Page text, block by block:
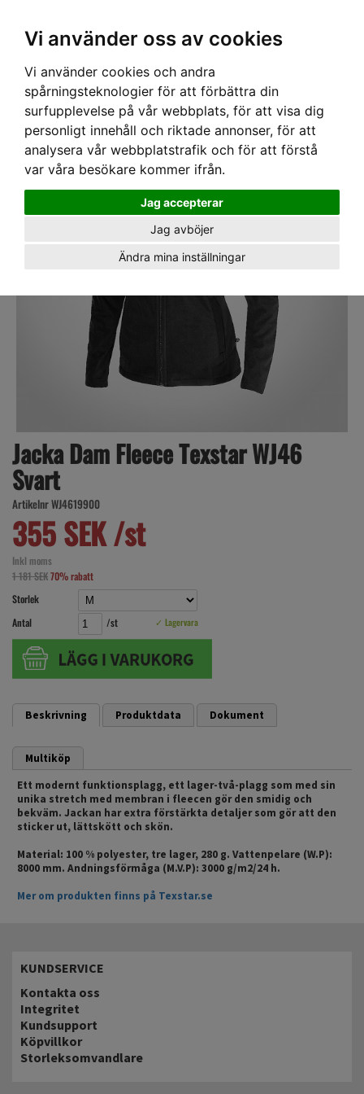
Vi använder oss av cookies
Vi använder cookies och andra
spårningsteknologier för att förbättra din
surfupplevelse på vår webbplats, för att visa dig
personligt innehåll och riktade annonser, för att
analysera vår webbplatstrafik och för att förstå
var våra besökare kommer ifrån.
Jag accepterar
Jag avböjer
Ändra mina inställningar
Hem ›ARBETSKLÄDER› Jacka Dam Fleece Texstar WJ46 Svart
Jacka Dam Fleece Texstar WJ46
Svart
Artikelnr WJ4619900
355 SEK /st
Inkl moms
1 181 SEK70% rabatt
Storlek
Antal
/st ✓ Lagervara
Beskrivning Produktdata Dokument
Multiköp
Ett modernt funktionsplagg, ett lager-två-plagg som med sin
unika stretch med membran i fleecen gör den smidig och
bekväm. Jackan har extra förstärkta detaljer som gör att den
sticker ut, lättskött och skön.
Material: 100 % polyester, tre lager, 280 g. Vattenpelare (W.P):
8000 mm. Andningsförmåga (M.V.P): 3000 g/m2/24 h.
Mer om produkten finns på Texstar.se
KUNDSERVICE
Kontakta oss
Integritet
Kundsupport
Köpvillkor
Storleksomvandlare